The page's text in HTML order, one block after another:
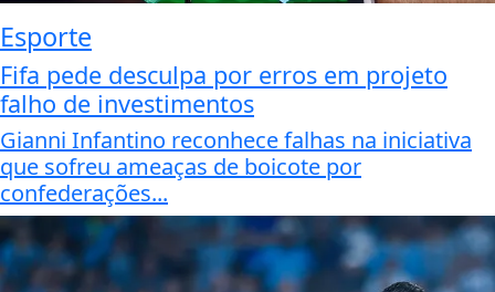
Esporte
Fifa pede desculpa por erros em projeto
falho de investimentos
Gianni Infantino reconhece falhas na iniciativa
que sofreu ameaças de boicote por
confederações...